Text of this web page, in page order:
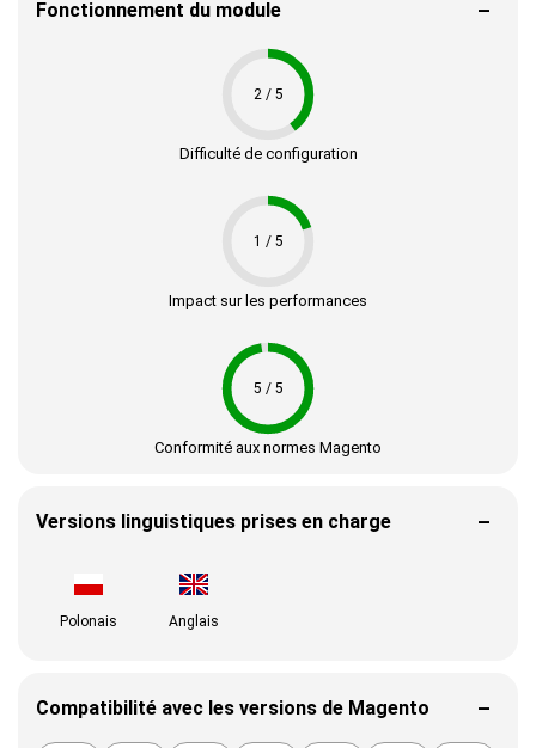
Fonctionnement du module
2 / 5
Difficulté de configuration
1 / 5
Impact sur les performances
5 / 5
Conformité aux normes Magento
Versions linguistiques prises en charge
Polonais Anglais
Compatibilité avec les versions de Magento